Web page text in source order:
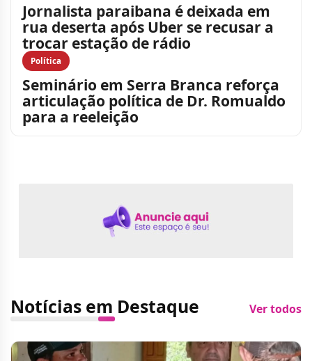
Jornalista paraibana é deixada em
rua deserta após Uber se recusar a
trocar estação de rádio
Política
Seminário em Serra Branca reforça
articulação política de Dr. Romualdo
para a reeleição
Notícias em Destaque Ver todos